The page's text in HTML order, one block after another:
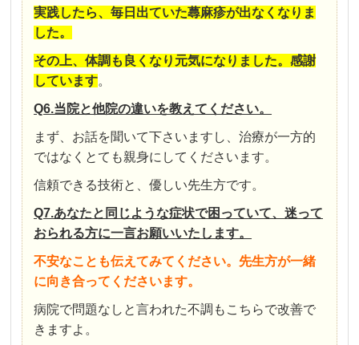
実践したら、毎日出ていた蕁麻疹が出なくなりま
した。
その上、体調も良くなり元気になりました。感謝
しています。
Q6.当院と他院の違いを教えてください。
まず、お話を聞いて下さいますし、治療が一方的
ではなくとても親身にしてくださいます。
信頼できる技術と、優しい先生方です。
Q7.あなたと同じような症状で困っていて、迷って
おられる方に一言お願いいたします。
不安なことも伝えてみてください。先生方が一緒
に向き合ってくださいます。
病院で問題なしと言われた不調もこちらで改善で
きますよ。